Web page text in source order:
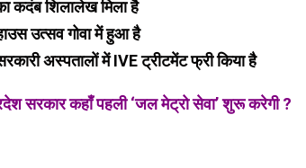
का कदंब शिलालेख मिला है
उत्सव गोवा में हुआ है
अस्पतालों में IVE ट्रीटमेंट फ्री किया है
सरकार कहाँ पहली ‘जल मेट्रो सेवा’ शुरू करेगी ?